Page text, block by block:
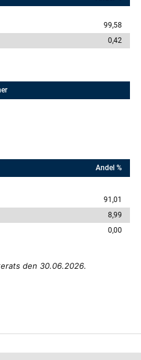
99,58
0,42
Andel %
91,01
8,99
0,00
den 30.06.2026.